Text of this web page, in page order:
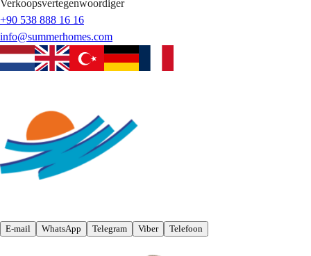
Verkoopsvertegenwoordiger
+90 538 888 16 16
info@summerhomes.com
E-mail WhatsApp Telegram Viber Telefoon